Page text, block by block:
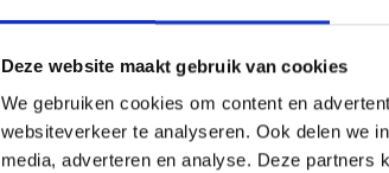
Deze website maakt gebruik van cookies
We gebruiken cookies om content en
websiteverkeer te analyseren. Ook delen we
media, adverteren en analyse. Deze partners